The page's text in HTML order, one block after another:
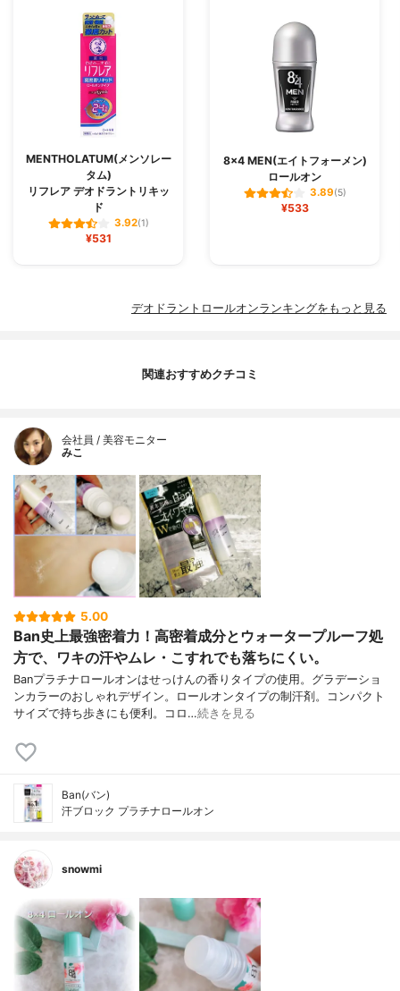
MENTHOLATUM(メンソレー
タム)
リフレア デオドラントリキッ
ド
3.92(1)
¥531
8×4 MEN(エイトフォーメン)
ロールオン
3.89(5)
¥533
デオドラントロールオンランキングをもっと見る
関連おすすめクチコミ
会社員 / 美容モニター
みこ
5.00
Ban史上最強密着力！高密着成分とウォータープルーフ処
方で、ワキの汗やムレ・こすれでも落ちにくい。
Banプラチナロールオンはせっけんの香りタイプの使用。グラデーショ
ンカラーのおしゃれデザイン。ロールオンタイプの制汗剤。コンパクト
サイズで持ち歩きにも便利。コロ…続きを見る
Ban(バン)
汗ブロック プラチナロールオン
snowmi